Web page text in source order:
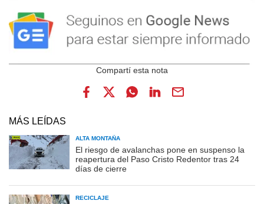
MÁS LEÍDAS
ALTA MONTAÑA
El riesgo de avalanchas pone en suspenso la
reapertura del Paso Cristo Redentor tras 24
días de cierre
RECICLAJE